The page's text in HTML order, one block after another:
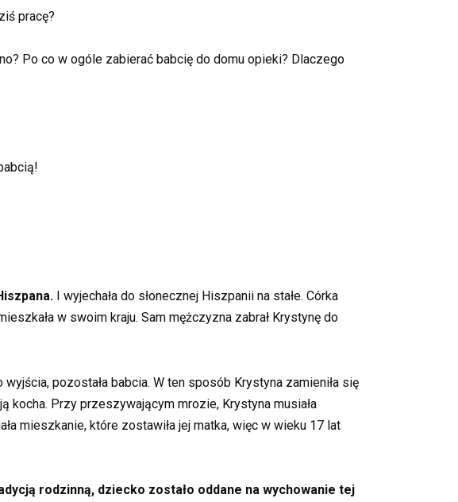
pracę?
Po co w ogóle zabierać babcię do domu opieki? Dlaczego
I wyjechała do słonecznej Hiszpanii na stałe. Córka
w swoim kraju. Sam mężczyzna zabrał Krystynę do
pozostała babcia. W ten sposób Krystyna zamieniła się
kocha. Przy przeszywającym mrozie, Krystyna musiała
mieszkanie, które zostawiła jej matka, więc w wieku 17 lat
rodzinną, dziecko zostało oddane na wychowanie tej